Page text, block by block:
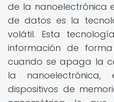
de la nanoelectrónica
de datos es la
volátil. Esta
información de
cuando se apaga la
la
dispositivos de